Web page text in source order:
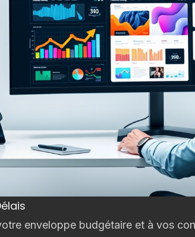
enveloppe budgétaire et à vos